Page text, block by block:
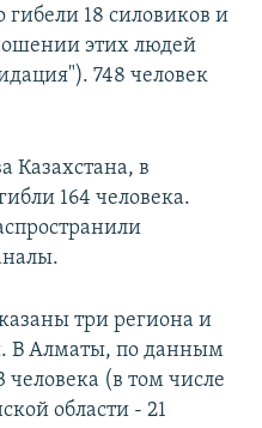
гибели 18 силовиков и
этих людей
748 человек
в
164 человека.
три региона и
В Алматы, по данным
человека (в том числе
области - 21